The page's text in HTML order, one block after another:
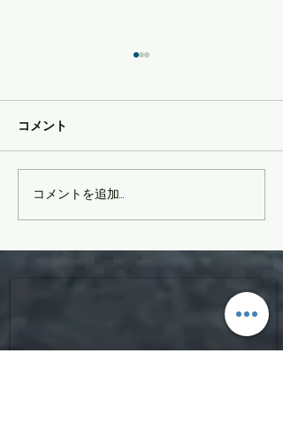
MOMENTサマーセール
コメント
コメントを追加…